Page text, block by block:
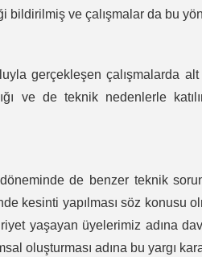
bildirilmiş ve çalışmalar da bu
gerçekleşen çalışmalarda
ve de teknik nedenlerle
de benzer teknik
kesinti yapılması söz konusu
yaşayan üyelerimiz adına
oluşturması adına bu yargı